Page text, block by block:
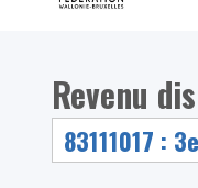
Revenu